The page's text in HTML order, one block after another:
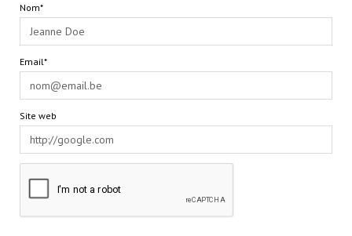
Nom*
Email*
Site web